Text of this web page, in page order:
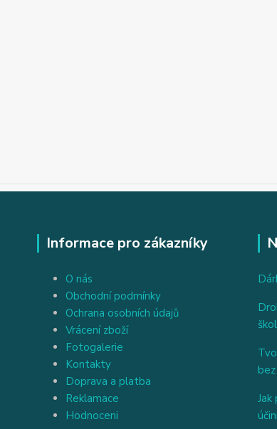
Informace pro zákazníky
O nás
Obchodní podmínky
Ochrana osobních údajů
Vrácení zboží
Fotogalerie
Kontakty
Doprava a platba
Reklamace
Hodnoceni
Jak